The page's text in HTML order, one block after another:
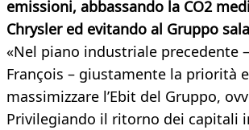
emissioni, abbassando la CO2
Chrysler ed evitando al Gruppo
«Nel piano industriale precedente
François – giustamente la priorità
massimizzare l’Ebit del Gruppo,
Privilegiando il ritorno dei capitali